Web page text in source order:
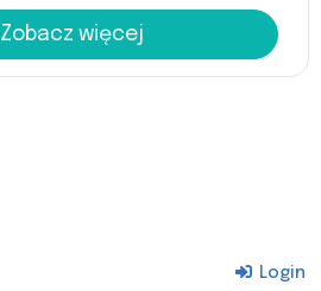
Zobacz więcej
Login